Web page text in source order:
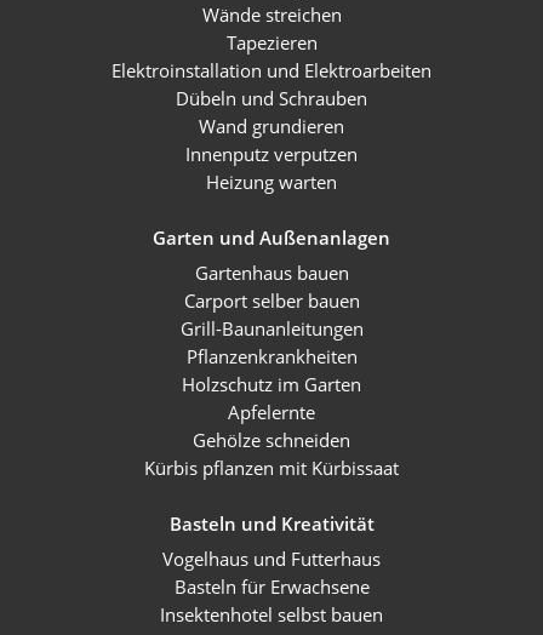
Wände streichen
Tapezieren
Elektroinstallation und Elektroarbeiten
Dübeln und Schrauben
Wand grundieren
Innenputz verputzen
Heizung warten
Garten und Außenanlagen
Gartenhaus bauen
Carport selber bauen
Grill-Baunanleitungen
Pflanzenkrankheiten
Holzschutz im Garten
Apfelernte
Gehölze schneiden
Kürbis pflanzen mit Kürbissaat
Basteln und Kreativität
Vogelhaus und Futterhaus
Basteln für Erwachsene
Insektenhotel selbst bauen